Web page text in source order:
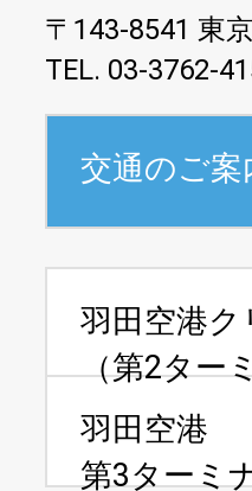
〒143-8541 東
TEL. 03-3762-
交通のご案
羽田空港ク
（第2ター
羽田空港
第3ターミ